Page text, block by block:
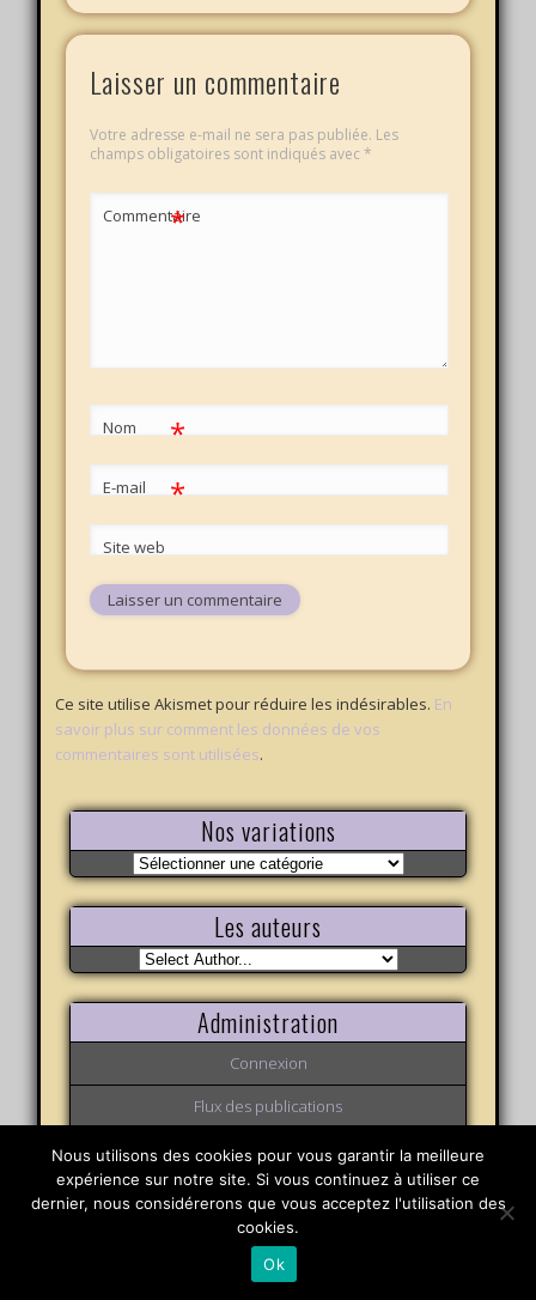
Laisser un commentaire
Votre adresse e-mail ne sera pas publiée. Les
champs obligatoires sont indiqués avec*
Commentaire
*
Nom *
E-mail *
Site web
Ce site utilise Akismet pour réduire les indésirables. En
savoir plus sur comment les données de vos
commentaires sont utilisées.
Nos variations
Nos
variations
Les auteurs
Administration
Connexion
Flux des publications
Flux des commentaires
Site de WordPress-FR
Nous utilisons des cookies pour vous garantir la meilleure
expérience sur notre site. Si vous continuez à utiliser ce
dernier, nous considérerons que vous acceptez l'utilisation des
cookies.
Ok